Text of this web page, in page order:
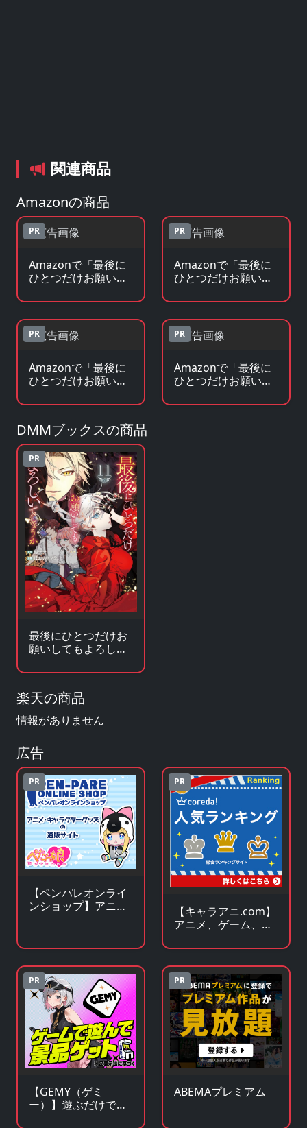
関連商品
Amazonの商品
PR
Amazonで「最後に
ひとつだけお願いし
うか」のBlu-ray・
DVDを見る
PR
Amazonで「最後に
ひとつだけお願いし
うか」の原作コミッ
クを見る
PR
Amazonで「最後に
ひとつだけお願いし
うか」の原作小説・
ラノベを見る
PR
Amazonで「最後に
ひとつだけお願いし
うか」のグッズ・フ
DMMブックスの商品
PR
最後にひとつだけお
願いしてもよろしい
楽天の商品
情報がありません
広告
PR
【ペンパレオンライ
ンショップ】アニ
PR
【キャラアニ.com】
アニメ、ゲーム、ア
ズの総合オンライン
ストア
PR
【GEMY（ゲミ
ー）】遊ぶだけで景
PR
ABEMAプレミアム